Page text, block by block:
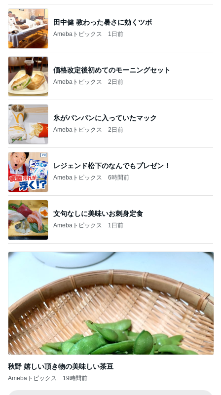
田中健 教わった暑さに効くツボ
Amebaトピックス 1日前
価格改定後初めてのモーニングセット
Amebaトピックス 2日前
氷がパンパンに入っていたマック
Amebaトピックス 2日前
レジェンド松下のなんでもプレゼン！
Amebaトピックス 6時間前
文句なしに美味いお刺身定食
Amebaトピックス 1日前
秋野 嬉しい頂き物の美味しい茶豆
Amebaトピックス 19時間前